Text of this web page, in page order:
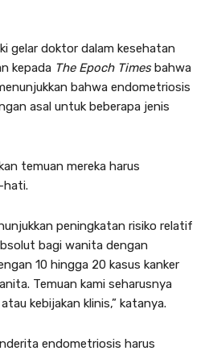
gelar doktor dalam kesehatan
kepada The Epoch Timesbahwa
bahwa endometriosis
asal untuk beberapa jenis
temuan mereka harus
hati.
peningkatan risiko relatif
bagi wanita dengan
10 hingga 20 kasus kanker
Temuan kami seharusnya
kebijakan klinis,” katanya.
endometriosis harus